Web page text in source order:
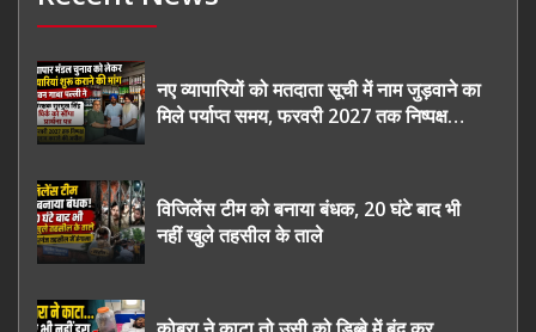
नए व्यापारियों को मतदाता सूची में नाम जुड़वाने का
मिले पर्याप्त समय, फरवरी 2027 तक निष्पक्ष
विजिलेंस टीम को बनाया बंधक, 20 घंटे बाद भी
नहीं खुले तहसील के ताले